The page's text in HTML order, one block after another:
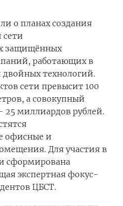
о планах создания
сети
защищённых
работающих в
технологий.
сети превысит 100
а совокупный
миллиардов рублей.
офисные и
Для участия в
сформирована
экспертная фокус-
ЦБСТ.